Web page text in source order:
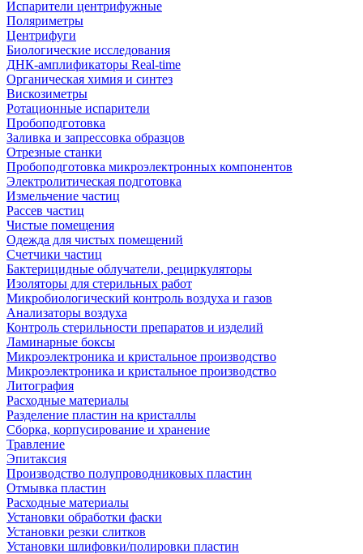
Испарители центрифужные
Поляриметры
Центрифуги
Биологические исследования
ДНК-амплификаторы Real-time
Органическая химия и синтез
Вискозиметры
Ротационные испарители
Пробоподготовка
Заливка и запрессовка образцов
Отрезные станки
Пробоподготовка микроэлектронных компонентов
Электролитическая подготовка
Измельчение частиц
Рассев частиц
Чистые помещения
Одежда для чистых помещений
Счетчики частиц
Бактерицидные облучатели, рециркуляторы
Изоляторы для стерильных работ
Микробиологический контроль воздуха и газов
Анализаторы воздуха
Контроль стерильности препаратов и изделий
Ламинарные боксы
Микроэлектроника и кристальное производство
Микроэлектроника и кристальное производство
Литография
Расходные материалы
Разделение пластин на кристаллы
Сборка, корпусирование и хранение
Травление
Эпитаксия
Производство полупроводниковых пластин
Отмывка пластин
Расходные материалы
Установки обработки фаски
Установки резки слитков
Установки шлифовки/полировки пластин